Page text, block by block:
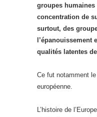
groupes
concentration de
surtout, des
qualités latentes
Ce fut notamment
européenne.
L’histoire de